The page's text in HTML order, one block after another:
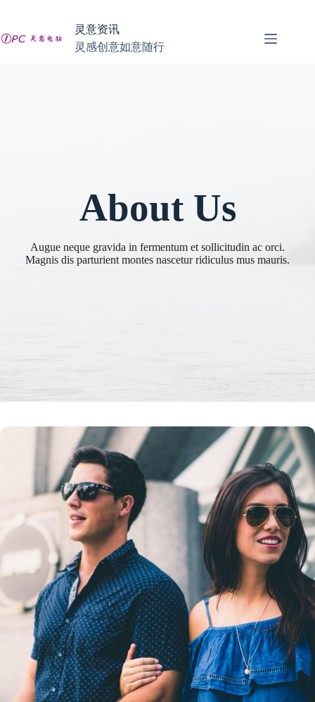
内
灵意资讯
灵感创意如意随行
About Us
Augue neque gravida in fermentum et sollicitudin ac orci.
Magnis dis parturient montes nascetur ridiculus mus mauris.